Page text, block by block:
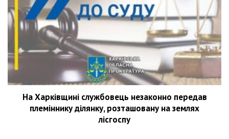
На Харківщині службовець незаконно передав
племіннику ділянку, розташовану на землях
лісгоспу